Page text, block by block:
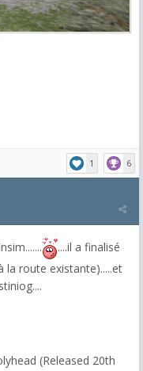
1 6
....il a finalisé
la route existante).....et
(Released 20th